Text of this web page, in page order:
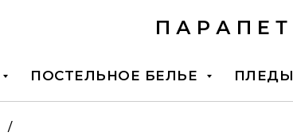
П А Р А П Е Т
ПОСТЕЛЬНОЕ БЕЛЬЕ ПЛЕДЫ
/